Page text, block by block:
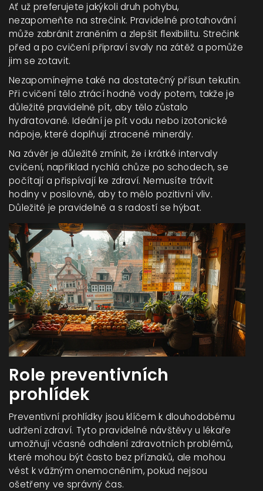
Ať už preferujete jakýkoli druh pohybu,
nezapomeňte na strečink. Pravidelné protahování
může zabránit zraněním a zlepšit flexibilitu. Strečink
před a po cvičení připraví svaly na zátěž a pomůže
jim se zotavit.
Nezapomínejme také na dostatečný přísun tekutin.
Při cvičení tělo ztrácí hodně vody potem, takže je
důležité pravidelně pít, aby tělo zůstalo
hydratované. Ideální je pít vodu nebo izotonické
nápoje, které doplňují ztracené minerály.
Na závěr je důležité zmínit, že i krátké intervaly
cvičení, například rychlá chůze po schodech, se
počítají a přispívají ke zdraví. Nemusíte trávit
hodiny v posilovně, aby to mělo pozitivní vliv.
Důležité je pravidelně a s radostí se hýbat.
Role preventivních
prohlídek
Preventivní prohlídky jsou klíčem k dlouhodobému
udržení zdraví. Tyto pravidelné návštěvy u lékaře
umožňují včasné odhalení zdravotních problémů,
které mohou být často bez příznaků, ale mohou
vést k vážným onemocněním, pokud nejsou
ošetřeny ve správný čas.